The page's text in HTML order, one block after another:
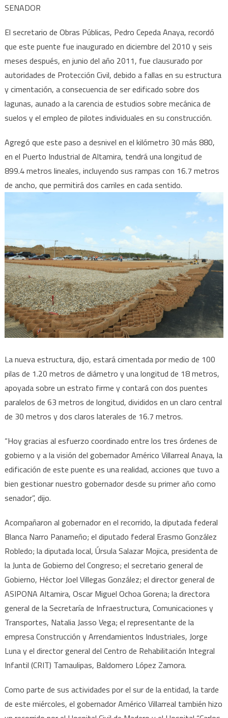
SENADOR
El secretario de Obras Públicas, Pedro Cepeda Anaya, recordó
que este puente fue inaugurado en diciembre del 2010 y seis
meses después, en junio del año 2011, fue clausurado por
autoridades de Protección Civil, debido a fallas en su estructura
y cimentación, a consecuencia de ser edificado sobre dos
lagunas, aunado a la carencia de estudios sobre mecánica de
suelos y el empleo de pilotes individuales en su construcción.
Agregó que este paso a desnivel en el kilómetro 30 más 880,
en el Puerto Industrial de Altamira, tendrá una longitud de
899.4 metros lineales, incluyendo sus rampas con 16.7 metros
de ancho, que permitirá dos carriles en cada sentido.
La nueva estructura, dijo, estará cimentada por medio de 100
pilas de 1.20 metros de diámetro y una longitud de 18 metros,
apoyada sobre un estrato firme y contará con dos puentes
paralelos de 63 metros de longitud, divididos en un claro central
de 30 metros y dos claros laterales de 16.7 metros.
“Hoy gracias al esfuerzo coordinado entre los tres órdenes de
gobierno y a la visión del gobernador Américo Villarreal Anaya, la
edificación de este puente es una realidad, acciones que tuvo a
bien gestionar nuestro gobernador desde su primer año como
senador”, dijo.
Acompañaron al gobernador en el recorrido, la diputada federal
Blanca Narro Panameño; el diputado federal Erasmo González
Robledo; la diputada local, Úrsula Salazar Mojica, presidenta de
la Junta de Gobierno del Congreso; el secretario general de
Gobierno, Héctor Joel Villegas González; el director general de
ASIPONA Altamira, Oscar Miguel Ochoa Gorena; la directora
general de la Secretaría de Infraestructura, Comunicaciones y
Transportes, Natalia Jasso Vega; el representante de la
empresa Construcción y Arrendamientos Industriales, Jorge
Luna y el director general del Centro de Rehabilitación Integral
Infantil (CRIT) Tamaulipas, Baldomero López Zamora.
Como parte de sus actividades por el sur de la entidad, la tarde
de este miércoles, el gobernador Américo Villarreal también hizo